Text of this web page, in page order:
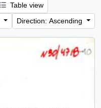
Table view
Direction: Ascending